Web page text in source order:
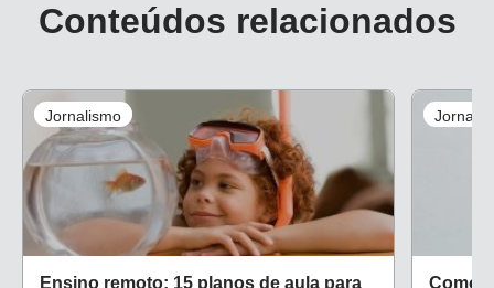
Conteúdos relacionados
Jornalismo
Ensino remoto: 15 planos de aula para Como